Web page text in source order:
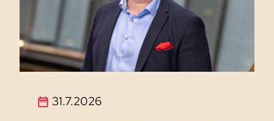
31.7.2026